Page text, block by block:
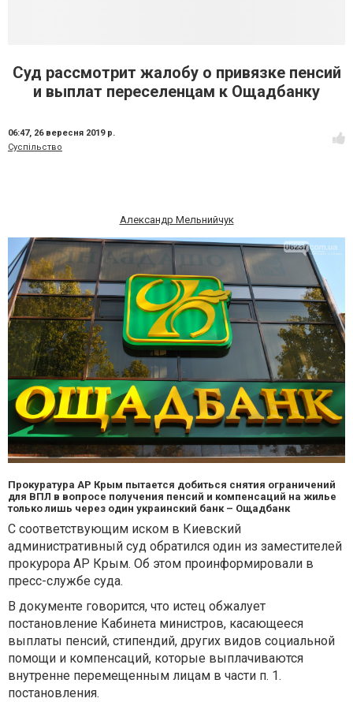
Суд рассмотрит жалобу о привязке пенсий
и выплат переселенцам к Ощадбанку
06:47, 26 вересня 2019 р.
Суспільство
Александр Мельнийчук
Прокуратура АР Крым пытается добиться снятия ограничений
для ВПЛ в вопросе получения пенсий и компенсаций на жилье
только лишь через один украинский банк – Ощадбанк
С соответствующим иском в Киевский
административный суд обратился один из заместителей
прокурора АР Крым. Об этом проинформировали в
пресс-службе суда.
В документе говорится, что истец обжалует
постановление Кабинета министров, касающееся
выплаты пенсий, стипендий, других видов социальной
помощи и компенсаций, которые выплачиваются
внутренне перемещенным лицам в части п. 1.
постановления.